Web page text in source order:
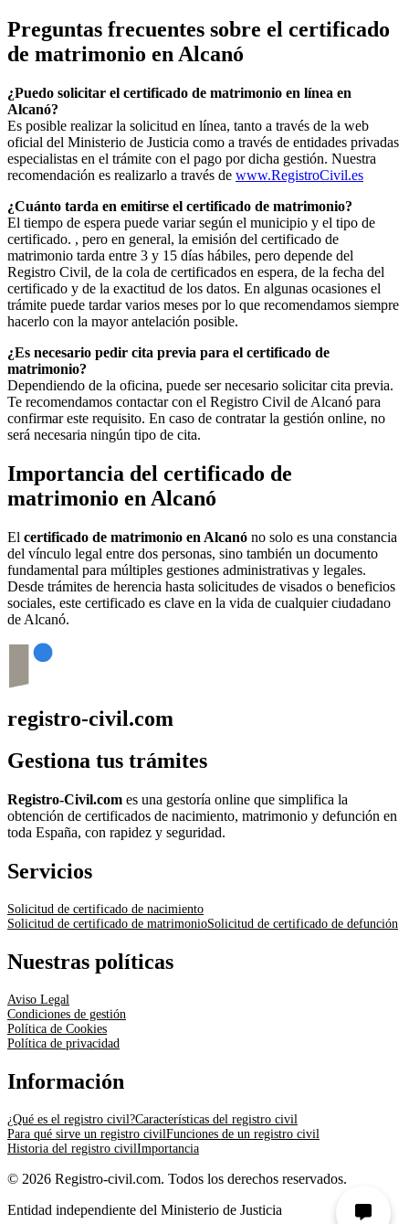
Preguntas frecuentes sobre el certificado
de matrimonio en Alcanó
¿Puedo solicitar el certificado de matrimonio en línea en
Alcanó?
Es posible realizar la solicitud en línea, tanto a través de la web
oficial del Ministerio de Justicia como a través de entidades privadas
especialistas en el trámite con el pago por dicha gestión. Nuestra
recomendación es realizarlo a través de www.RegistroCivil.es
¿Cuánto tarda en emitirse el certificado de matrimonio?
El tiempo de espera puede variar según el municipio y el tipo de
certificado. , pero en general, la emisión del certificado de
matrimonio tarda entre 3 y 15 días hábiles, pero depende del
Registro Civil, de la cola de certificados en espera, de la fecha del
certificado y de la exactitud de los datos. En algunas ocasiones el
trámite puede tardar varios meses por lo que recomendamos siempre
hacerlo con la mayor antelación posible.
¿Es necesario pedir cita previa para el certificado de
matrimonio?
Dependiendo de la oficina, puede ser necesario solicitar cita previa.
Te recomendamos contactar con el Registro Civil de Alcanó para
confirmar este requisito. En caso de contratar la gestión online, no
será necesaria ningún tipo de cita.
Importancia del certificado de
matrimonio en Alcanó
El certificado de matrimonio en Alcanó no solo es una constancia
del vínculo legal entre dos personas, sino también un documento
fundamental para múltiples gestiones administrativas y legales.
Desde trámites de herencia hasta solicitudes de visados o beneficios
sociales, este certificado es clave en la vida de cualquier ciudadano
de Alcanó.
registro-civil.com
Gestiona tus trámites
Registro-Civil.com es una gestoría online que simplifica la
obtención de certificados de nacimiento, matrimonio y defunción en
toda España, con rapidez y seguridad.
Servicios
Solicitud de certificado de nacimiento
Solicitud de certificado de matrimonioSolicitud de certificado de defunción
Nuestras políticas
Aviso Legal
Condiciones de gestión
Política de Cookies
Política de privacidad
Información
¿Qué es el registro civil?Características del registro civil
Para qué sirve un registro civilFunciones de un registro civil
Historia del registro civilImportancia
© 2026 Registro-civil.com. Todos los derechos reservados.
Entidad independiente del Ministerio de Justicia